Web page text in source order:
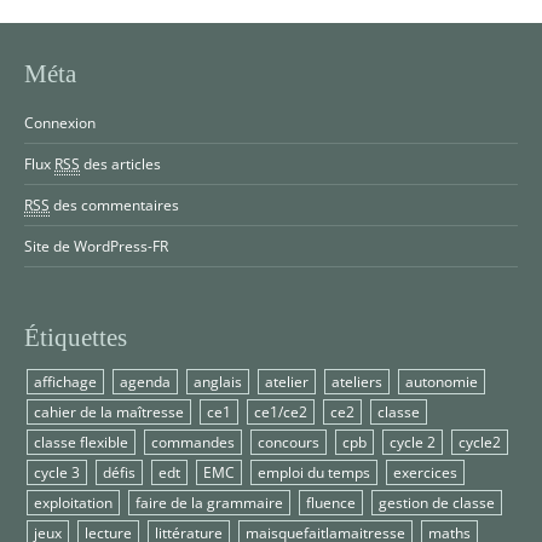
Méta
Connexion
Flux RSS des articles
RSS des commentaires
Site de WordPress-FR
Étiquettes
affichage agenda anglais atelier ateliers
autonomie
cahier de la maîtresse
ce1 ce1/ce2 ce2
classe
classe flexible
commandes concours cpb cycle 2
cycle2
cycle 3
défis edt EMC emploi du temps
exercices
exploitation
faire de la grammaire fluence
gestion de classe
jeux
lecture littérature maisquefaitlamaitresse maths